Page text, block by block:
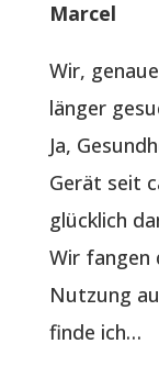
Marcel
Wir,
länger
Ja,
Gerät seit
glücklich
Wir fangen
Nutzung
finde ich…